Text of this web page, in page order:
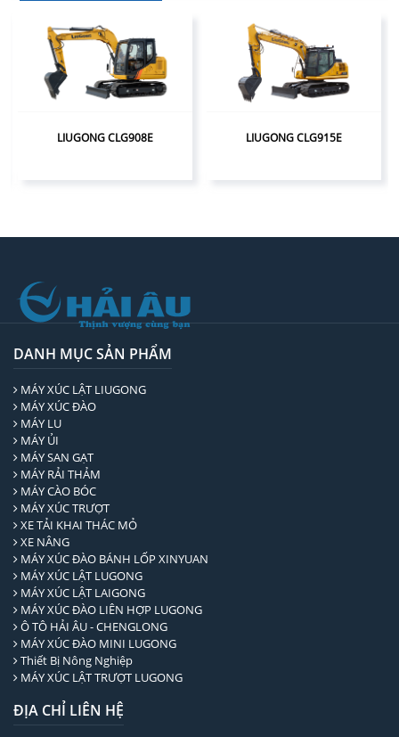
LIUGONG CLG908E LIUGONG CLG915E
DANH MỤC SẢN PHẨM
MÁY XÚC LẬT LIUGONG
MÁY XÚC ĐÀO
MÁY LU
MÁY ỦI
MÁY SAN GẠT
MÁY RẢI THẢM
MÁY CÀO BÓC
MÁY XÚC TRƯỢT
XE TẢI KHAI THÁC MỎ
XE NÂNG
MÁY XÚC ĐÀO BÁNH LỐP XINYUAN
MÁY XÚC LẬT LUGONG
MÁY XÚC LẬT LAIGONG
MÁY XÚC ĐÀO LIÊN HỢP LUGONG
Ô TÔ HẢI ÂU - CHENGLONG
MÁY XÚC ĐÀO MINI LUGONG
Thiết Bị Nông Nghiệp
MÁY XÚC LẬT TRƯỢT LUGONG
ĐỊA CHỈ LIÊN HỆ